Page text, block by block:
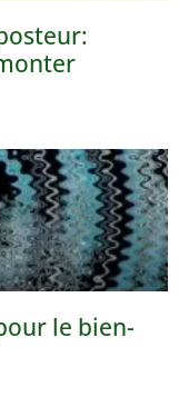
le bien-